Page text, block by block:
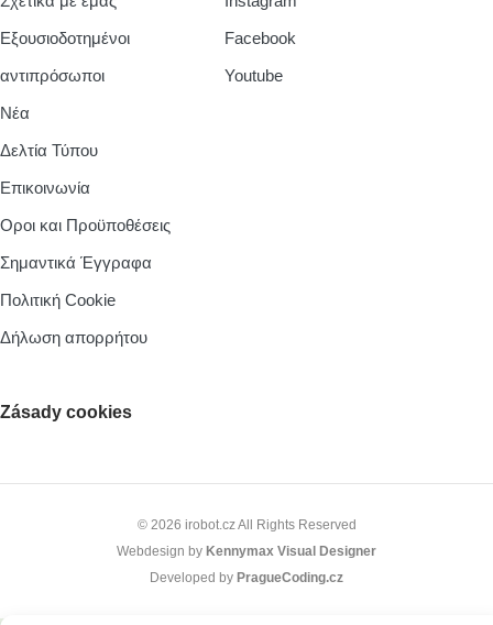
Εξουσιοδοτημένοι
αντιπρόσωποι
Νέα
Δελτία Τύπου
Επικοινωνία
Οροι και Προϋποθέσεις
Σημαντικά Έγγραφα
Πολιτική Cookie
Δήλωση απορρήτου
Facebook
Youtube
Zásady cookies
© 2026 irobot.cz All Rights Reserved
Webdesign by Kennymax Visual Designer
Developed by PragueCoding.cz